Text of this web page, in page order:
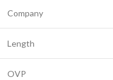
Company
Length
OVP